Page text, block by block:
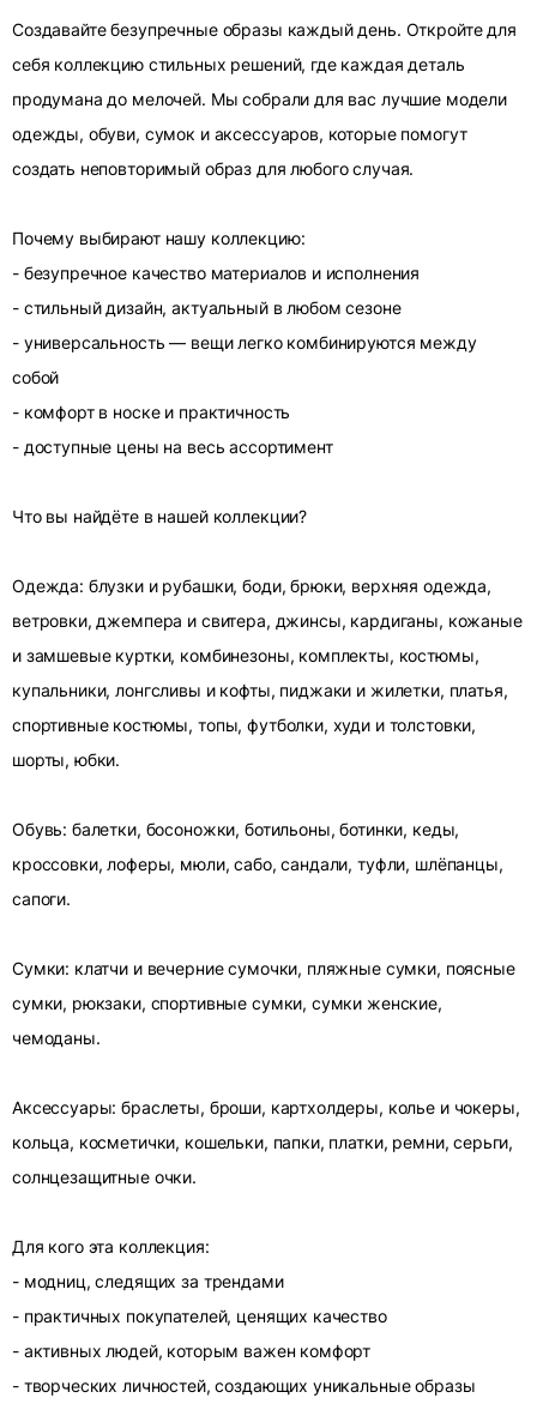
Создавайте безупречные образы каждый день. Откройте для
себя коллекцию стильных решений, где каждая деталь
продумана до мелочей. Мы собрали для вас лучшие модели
одежды, обуви, сумок и аксессуаров, которые помогут
создать неповторимый образ для любого случая.
Почему выбирают нашу коллекцию:
- безупречное качество материалов и исполнения
- стильный дизайн, актуальный в любом сезоне
- универсальность — вещи легко комбинируются между
собой
- комфорт в носке и практичность
- доступные цены на весь ассортимент
Что вы найдёте в нашей коллекции?
Одежда: блузки и рубашки, боди, брюки, верхняя одежда,
ветровки, джемпера и свитера, джинсы, кардиганы, кожаные
и замшевые куртки, комбинезоны, комплекты, костюмы,
купальники, лонгсливы и кофты, пиджаки и жилетки, платья,
спортивные костюмы, топы, футболки, худи и толстовки,
шорты, юбки.
Обувь: балетки, босоножки, ботильоны, ботинки, кеды,
кроссовки, лоферы, мюли, сабо, сандали, туфли, шлёпанцы,
сапоги.
Сумки: клатчи и вечерние сумочки, пляжные сумки, поясные
сумки, рюкзаки, спортивные сумки, сумки женские,
чемоданы.
Аксессуары: браслеты, броши, картхолдеры, колье и чокеры,
кольца, косметички, кошельки, папки, платки, ремни, серьги,
солнцезащитные очки.
Для кого эта коллекция:
- модниц, следящих за трендами
- практичных покупателей, ценящих качество
- активных людей, которым важен комфорт
- творческих личностей, создающих уникальные образы